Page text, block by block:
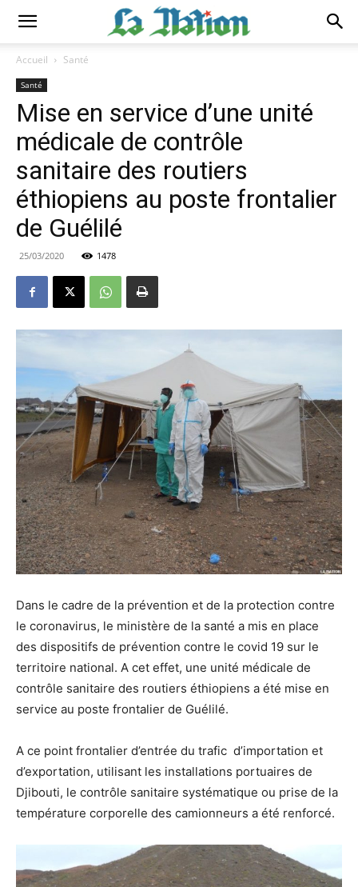
Accueil Santé
Santé
Mise en service d’une unité
médicale de contrôle
sanitaire des routiers
éthiopiens au poste frontalier
de Guélilé
25/03/2020 1478
Dans le cadre de la prévention et de la protection contre
le coronavirus, le ministère de la santé a mis en place
des dispositifs de prévention contre le covid 19 sur le
territoire national. A cet effet, une unité médicale de
contrôle sanitaire des routiers éthiopiens a été mise en
service au poste frontalier de Guélilé.
A ce point frontalier d’entrée du trafic d’importation et
d’exportation, utilisant les installations portuaires de
Djibouti, le contrôle sanitaire systématique ou prise de la
température corporelle des camionneurs a été renforcé.